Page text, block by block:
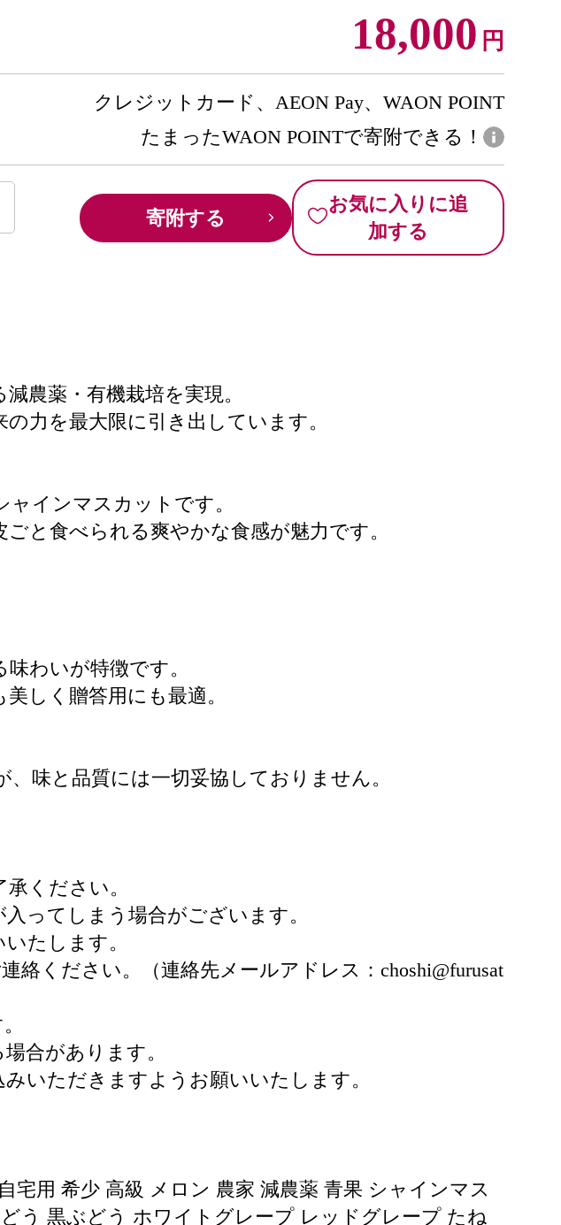
18,000 円
クレジットカード、AEON Pay、WAON POINT
たまったWAON POINTで寄附できる！
寄附する
お気に入りに追
加する
農薬・有機栽培を実現。
力を最大限に引き出しています。
インマスカットです。
と食べられる爽やかな食感が魅力です。
わいが特徴です。
しく贈答用にも最適。
味と品質には一切妥協しておりません。
ください。
ってしまう場合がございます。
たします。
ください。（連絡先メールアドレス：choshi@furusat
合があります。
いただきますようお願いいたします。
用 希少 高級 メロン 農家 減農薬 青果 シャインマス
う 黒ぶどう ホワイトグレープ レッドグレープ たね